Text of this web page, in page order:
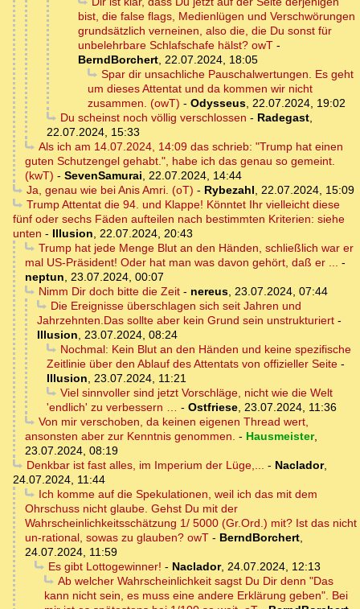
bist, die false flags, Medienlügen und Verschwörungen
grundsätzlich verneinen, also die, die Du sonst für
unbelehrbare Schlafschafe hälst? owT -
BerndBorchert, 22.07.2024, 18:05
Spar dir unsachliche Pauschalwertungen. Es geht
um dieses Attentat und da kommen wir nicht
zusammen. (owT) - Odysseus, 22.07.2024, 19:02
Du scheinst noch völlig verschlossen - Radegast,
22.07.2024, 15:33
Als ich am 14.07.2024, 14:09 das schrieb: "Trump hat einen
guten Schutzengel gehabt.", habe ich das genau so gemeint.
(kwT) - SevenSamurai, 22.07.2024, 14:44
Ja, genau wie bei Anis Amri. (oT) - Rybezahl, 22.07.2024, 15:09
Trump Attentat die 94. und Klappe! Könntet Ihr vielleicht diese
fünf oder sechs Fäden aufteilen nach bestimmten Kriterien: siehe
unten - Illusion, 22.07.2024, 20:43
Trump hat jede Menge Blut an den Händen, schließlich war er
mal US-Präsident! Oder hat man was davon gehört, daß er ... -
neptun, 23.07.2024, 00:07
Nimm Dir doch bitte die Zeit- nereus, 23.07.2024, 07:44
Die Ereignisse überschlagen sich seit Jahren und
Jahrzehnten.Das sollte aber kein Grund sein unstrukturiert -
Illusion, 23.07.2024, 08:24
Nochmal: Kein Blut an den Händen und keine spezifische
Zeitlinie über den Ablauf des Attentats von offizieller Seite -
Illusion, 23.07.2024, 11:21
Viel sinnvoller sind jetzt Vorschläge, nicht wie die Welt
'endlich' zu verbessern … - Ostfriese, 23.07.2024, 11:36
Von mir verschoben, da keinen eigenen Thread wert,
ansonsten aber zur Kenntnis genommen. - Hausmeister,
23.07.2024, 08:19
Denkbar ist fast alles, im Imperium der Lüge,... - Naclador,
24.07.2024, 11:44
Ich komme auf die Spekulationen, weil ich das mit dem
Ohrschuss nicht glaube. Gehst Du mit der
Wahrscheinlichkeitsschätzung 1/ 5000 (Gr.Ord.) mit? Ist das nicht
un-rational, sowas zu glauben? owT - BerndBorchert,
24.07.2024, 11:59
Es gibt Lottogewinner! - Naclador, 24.07.2024, 12:13
Ab welcher Wahrscheinlichkeit sagst Du Dir denn "Das
kann nicht sein, es muss eine andere Erklärung geben". Bei